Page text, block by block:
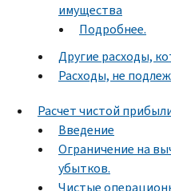
имущества
Подробнее.
Другие расходы,
Расходы, не
Расчет чистой
Введение
Ограничение на
убытков.
Чистые